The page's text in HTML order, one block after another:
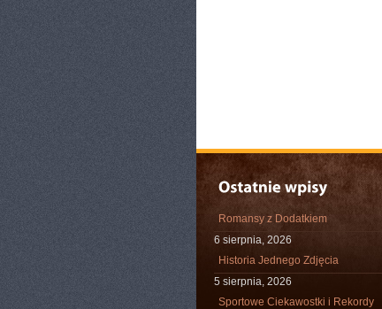
Romansy z Dodatkiem
6 sierpnia, 2026
Historia Jednego Zdjęcia
5 sierpnia, 2026
Sportowe Ciekawostki i Rekordy